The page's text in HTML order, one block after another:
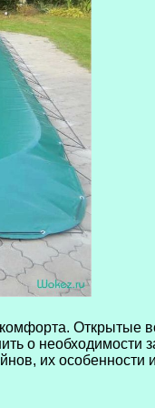
комфорта.
о необходимости
их особенности